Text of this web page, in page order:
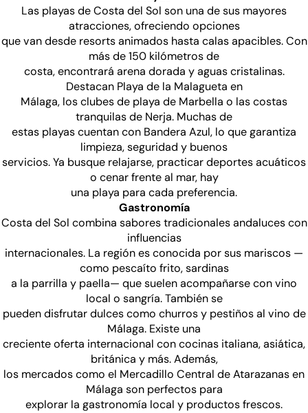
Las playas de Costa del Sol son una de sus mayores
atracciones, ofreciendo opciones
que van desde resorts animados hasta calas apacibles. Con
más de 150 kilómetros de
costa, encontrará arena dorada y aguas cristalinas.
Destacan Playa de la Malagueta en
Málaga, los clubes de playa de Marbella o las costas
tranquilas de Nerja. Muchas de
estas playas cuentan con Bandera Azul, lo que garantiza
limpieza, seguridad y buenos
servicios. Ya busque relajarse, practicar deportes acuáticos
o cenar frente al mar, hay
una playa para cada preferencia.
Gastronomía
Costa del Sol combina sabores tradicionales andaluces con
influencias
internacionales. La región es conocida por sus mariscos —
como pescaíto frito, sardinas
a la parrilla y paella— que suelen acompañarse con vino
local o sangría. También se
pueden disfrutar dulces como churros y pestiños al vino de
Málaga. Existe una
creciente oferta internacional con cocinas italiana, asiática,
británica y más. Además,
los mercados como el Mercadillo Central de Atarazanas en
Málaga son perfectos para
explorar la gastronomía local y productos frescos.